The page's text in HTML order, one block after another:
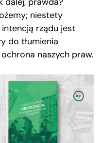
niestety
rządu jest
do tłumienia
naszych praw.